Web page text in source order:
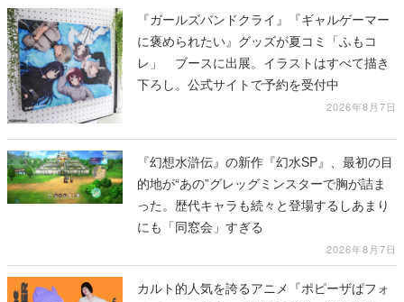
『ガールズバンドクライ』『ギャルゲーマー
に褒められたい』グッズが夏コミ「ふもコ
レ」 ブースに出展。イラストはすべて描き
下ろし。公式サイトで予約を受付中
2026年8月7日
『幻想水滸伝』の新作『幻水SP』、最初の目
的地が“あの”グレッグミンスターで胸が詰ま
った。歴代キャラも続々と登場するしあまり
にも「同窓会」すぎる
2026年8月7日
カルト的人気を誇るアニメ『ポピーザぱフォ